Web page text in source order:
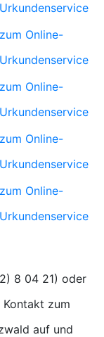
Urkundenservice
zum Online-
Urkundenservice
zum Online-
Urkundenservice
zum Online-
Urkundenservice
zum Online-
Urkundenservice
) oder
Kontakt zum
auf und